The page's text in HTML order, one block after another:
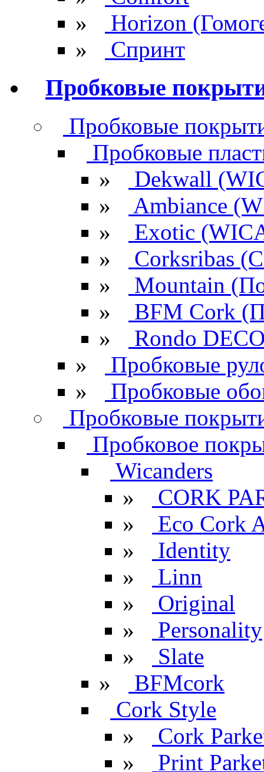
»
Horizon
»
Спринт
Пробковые
Пробковые
Пробковые
»
Dekwall
»
Ambiance
»
Exotic
»
Corksribas
»
Mountain
»
BFM Cork
»
Rondo
»
Пробковые
»
Пробковые
Пробковые
Пробковое
Wicanders
»
CORK
»
Eco Cork
»
Identity
»
Linn
»
Original
»
Personality
»
Slate
»
BFMcork
Cork Style
»
Cork
»
Print